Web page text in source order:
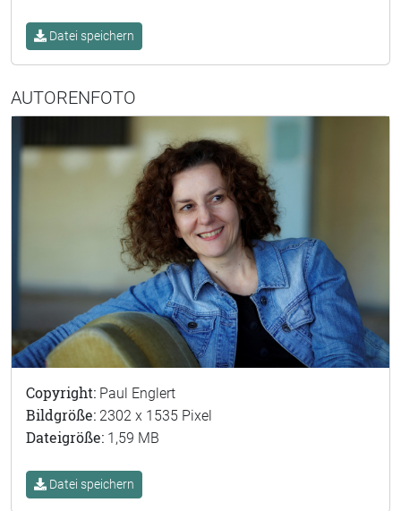
Datei speichern
AUTORENFOTO
Copyright: Paul Englert
Bildgröße: 2302 x 1535 Pixel
Dateigröße: 1,59 MB
Datei speichern